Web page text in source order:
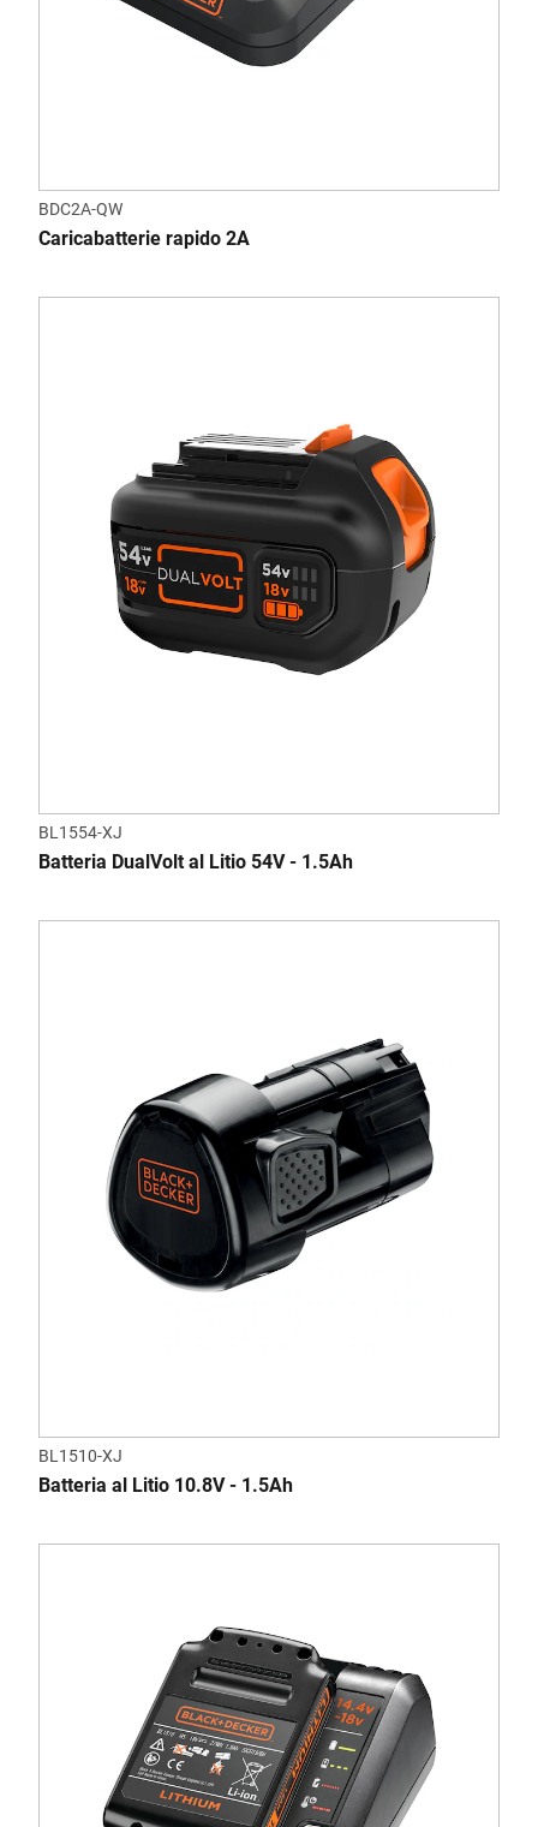
BDC2A-QW
Caricabatterie rapido 2A
BL1554-XJ
Batteria DualVolt al Litio 54V - 1.5Ah
BL1510-XJ
Batteria al Litio 10.8V - 1.5Ah